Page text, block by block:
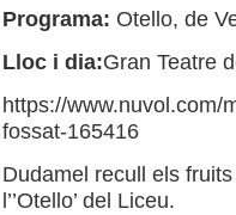
Programa: Otello, de
Lloc i dia:Gran Teatre
https://www.nuvol.com/
fossat-165416
Dudamel recull els
l’’Otello’ del Liceu.